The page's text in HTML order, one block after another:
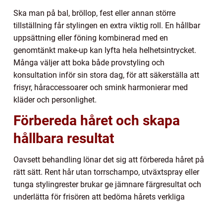
Ska man på bal, bröllop, fest eller annan större
tillställning får stylingen en extra viktig roll. En hållbar
uppsättning eller föning kombinerad med en
genomtänkt make-up kan lyfta hela helhetsintrycket.
Många väljer att boka både provstyling och
konsultation inför sin stora dag, för att säkerställa att
frisyr, håraccessoarer och smink harmonierar med
kläder och personlighet.
Förbereda håret och skapa
hållbara resultat
Oavsett behandling lönar det sig att förbereda håret på
rätt sätt. Rent hår utan torrschampo, utväxtspray eller
tunga stylingrester brukar ge jämnare färgresultat och
underlätta för frisören att bedöma hårets verkliga